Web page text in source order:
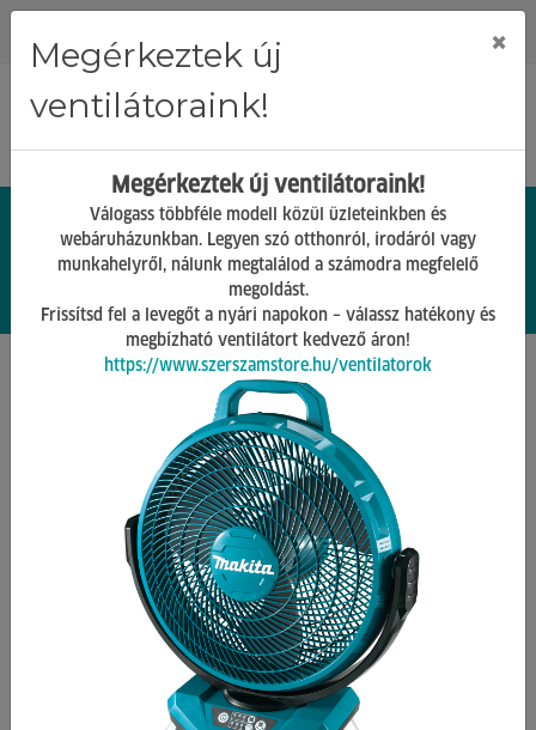
0 0.
Gépek tartozékai
Akkumulátorok, töltők
Vissza
Kategóriák
Akkumulátorok
Akkumulátortöltők
Megérkeztek új
ventilátoraink!
×
Megérkeztek új ventilátoraink!
Válogass többféle modell közül üzleteinkben és
webáruházunkban. Legyen szó otthonról, irodáról vagy
munkahelyről, nálunk megtalálod a számodra megfelelő
megoldást.
Frissítsd fel a levegőt a nyári napokon – válassz hatékony és
megbízható ventilátort kedvező áron!
https://www.szerszamstore.hu/ventilatorok